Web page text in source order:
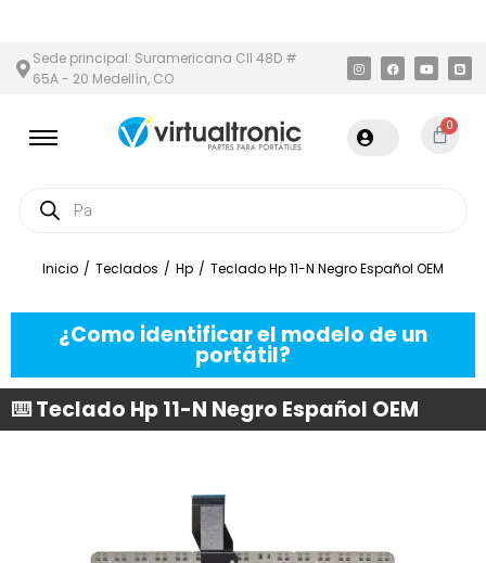
Sede principal: Suramericana Cll 48D #
65A - 20 Medellín, CO
0
Inicio / Teclados / Hp / Teclado Hp 11-N Negro Español OEM
¿Como identificar el modelo de un
portátil?
⌨️ Teclado Hp 11-N Negro Español OEM